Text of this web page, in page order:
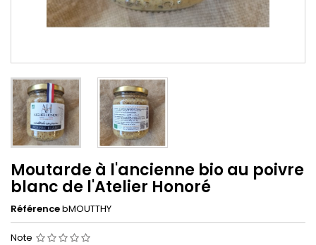
Moutarde à l'ancienne bio au poivre
blanc de l'Atelier Honoré
RéférencebMOUTTHY
Note